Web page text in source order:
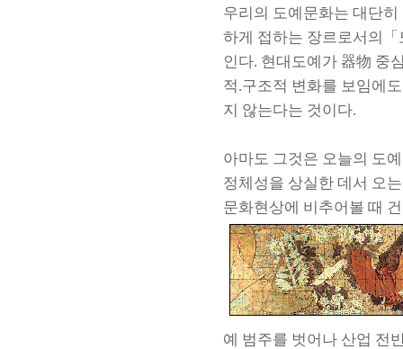
우리의 도예문화는 대단
하게 접하는 장르로서의
인다. 현대도예가 器物 중
적.구조적 변화를 보임에
지 않는다는 것이다.
아마도 그것은 오늘의 도
정체성을 상실한 데서 오
문화현상에 비추어볼 때
예 범주를 벗어나 산업 전